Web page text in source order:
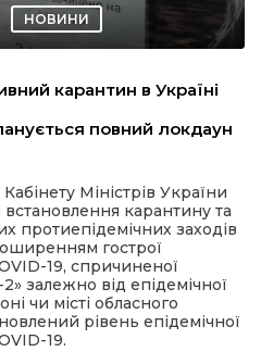
НОВИНИ
карантин в Україні
повний локдаун
Кабінету Міністрів України
карантину та
протиепідемічних заходів
гострої
19, спричиненої
залежно від епідемічної
чи місті обласного
рівень епідемічної
19.